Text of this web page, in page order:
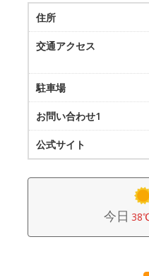
住所
交通アクセス
駐車場
お問い合わせ1
公式サイト
今日